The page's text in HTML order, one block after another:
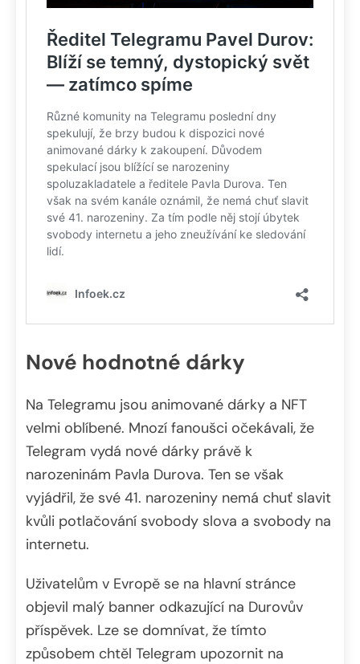
Nové hodnotné dárky
Na Telegramu jsou animované dárky a NFT
velmi oblíbené. Mnozí fanoušci očekávali, že
Telegram vydá nové dárky právě k
narozeninám Pavla Durova. Ten se však
vyjádřil, že své 41. narozeniny nemá chuť slavit
kvůli potlačování svobody slova a svobody na
internetu.
Uživatelům v Evropě se na hlavní stránce
objevil malý banner odkazující na Durovův
příspěvek. Lze se domnívat, že tímto
způsobem chtěl Telegram upozornit na